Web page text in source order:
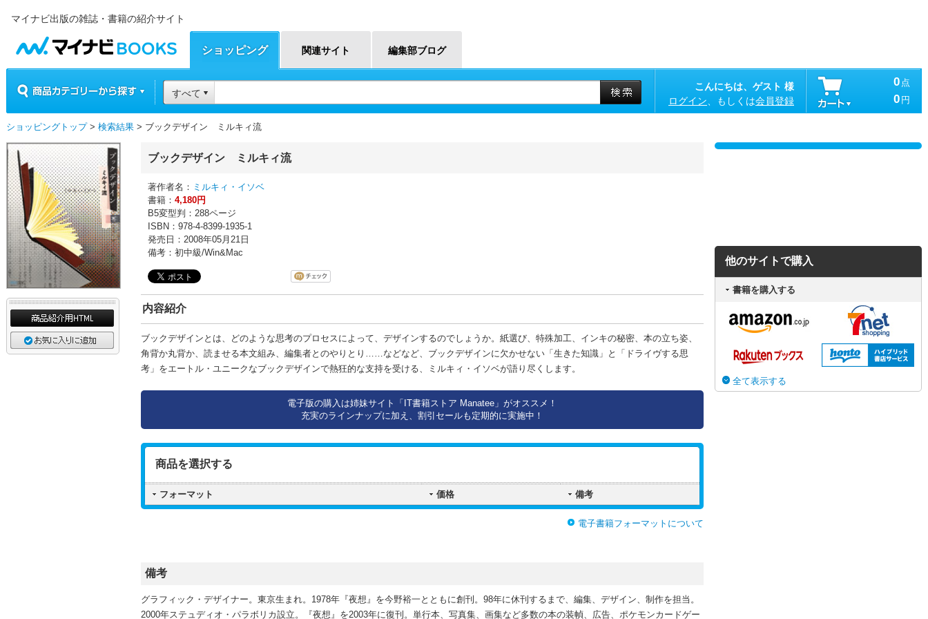
マイナビ出版の雑誌・書籍の紹介サイト
マイナビBOOKS
ショッピング 関連サイト 編集部ブログ
すべて
こんにちは、ゲスト 様
ログイン 、もしくは会員登録
0 点
0 円
ショッピングトップ> 検索結果 > ブックデザイン ミルキィ流
ブックデザイン ミルキィ流
著作者名： ミルキィ・イソベ
書籍： 4,180円
B5変型判：288ページ
ISBN：978-4-8399-1935-1
発売日：2008年05月21日
備考：初中級/Win&Mac
内容紹介
ブックデザインとは、どのような思考のプロセスによって、デザインするのでしょうか。紙選び、特殊加工、インキの秘密、本の立ち姿、
角背か丸背か、読ませる本文組み、編集者とのやりとり……などなど、ブックデザインに欠かせない「生きた知識」と「ドライヴする思
考」をエートル・ユニークなブックデザインで熱狂的な支持を受ける、ミルキィ・イソベが語り尽くします。
電子版の購入は姉妹サイト「IT書籍ストア Manatee」がオススメ！
充実のラインナップに加え、割引セールも定期的に実施中！
商品を選択する
フォーマット 価格 備考
電子書籍フォーマットについて
備考
グラフィック・デザイナー。東京生まれ。1978年『夜想』を今野裕一とともに創刊。98年に休刊するまで、編集、デザイン、制作を担当。
2000年ステュディオ・パラボリカ設立。『夜想』を2003年に復刊。単行本、写真集、画集など多数の本の装幀、広告、ポケモンカードゲー
他のサイトで購入
書籍を購入する
全て表示する